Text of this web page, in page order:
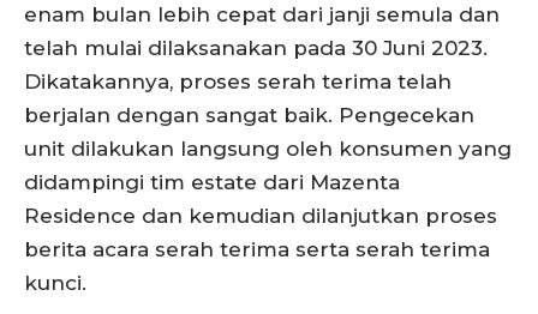
enam bulan lebih cepat dari janji semula dan
telah mulai dilaksanakan pada 30 Juni 2023.
Dikatakannya, proses serah terima telah
berjalan dengan sangat baik. Pengecekan
unit dilakukan langsung oleh konsumen yang
didampingi tim estate dari Mazenta
Residence dan kemudian dilanjutkan proses
berita acara serah terima serta serah terima
kunci.